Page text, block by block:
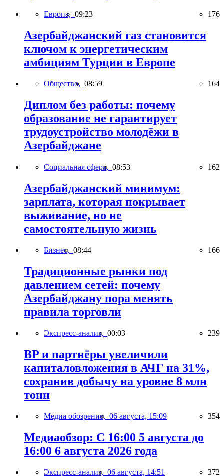
Европа, 09:23 176
Азербайджанский газ становится
ключом к энергетическим
амбициям Турции в Европе
Общество, 08:59 164
Диплом без работы: почему
образование не гарантирует
трудоустройство молодёжи в
Азербайджане
Социальная сфера, 08:53 162
Азербайджанский минимум:
зарплата, которая покрывает
выживание, но не
самостоятельную жизнь
Бизнес, 08:44 166
Традиционные рынки под
давлением сетей: почему
Азербайджану пора менять
правила торговли
Экспресс-анализ, 00:03 239
BP и партнёры увеличили
капиталовложения в АЧГ на 31%,
сохранив добычу на уровне 8 млн
тонн
Медиа обозрение, 06 августа, 15:09 354
Медиаобзор: С 16:00 5 августа до
16:00 6 августа 2026 года
Экспресс-анализ, 06 августа, 14:51 372